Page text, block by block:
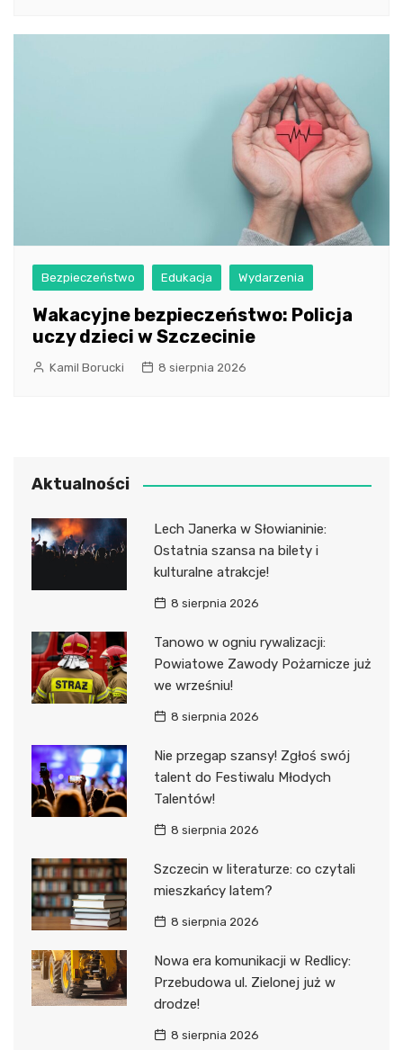
Bezpieczeństwo Edukacja Wydarzenia
Wakacyjne bezpieczeństwo: Policja
uczy dzieci w Szczecinie
Kamil Borucki 8 sierpnia 2026
Aktualności
Lech Janerka w Słowianinie:
Ostatnia szansa na bilety i
kulturalne atrakcje!
8 sierpnia 2026
Tanowo w ogniu rywalizacji:
Powiatowe Zawody Pożarnicze już
we wrześniu!
8 sierpnia 2026
Nie przegap szansy! Zgłoś swój
talent do Festiwalu Młodych
Talentów!
8 sierpnia 2026
Szczecin w literaturze: co czytali
mieszkańcy latem?
8 sierpnia 2026
Nowa era komunikacji w Redlicy:
Przebudowa ul. Zielonej już w
drodze!
8 sierpnia 2026